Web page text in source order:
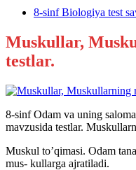
8-sinf Biologiya test
Muskullar,
testlar.
8-sinf Odam va uning
mavzusida testlar.
Muskul to’qimasi. Odam
mus- kullarga ajratiladi.